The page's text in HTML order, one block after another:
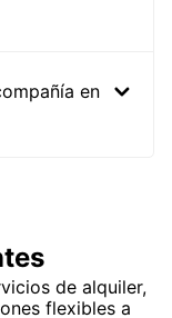
en
de alquiler,
flexibles a